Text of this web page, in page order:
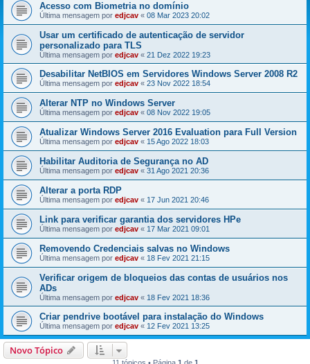
Acesso com Biometria no domínio
Última mensagem por edjcav « 08 Mar 2023 20:02
Usar um certificado de autenticação de servidor
personalizado para TLS
Última mensagem por edjcav « 21 Dez 2022 19:23
Desabilitar NetBIOS em Servidores Windows Server 2008 R2
Última mensagem por edjcav « 23 Nov 2022 18:54
Alterar NTP no Windows Server
Última mensagem por edjcav « 08 Nov 2022 19:05
Atualizar Windows Server 2016 Evaluation para Full Version
Última mensagem por edjcav « 15 Ago 2022 18:03
Habilitar Auditoria de Segurança no AD
Última mensagem por edjcav « 31 Ago 2021 20:36
Alterar a porta RDP
Última mensagem por edjcav « 17 Jun 2021 20:46
Link para verificar garantia dos servidores HPe
Última mensagem por edjcav « 17 Mar 2021 09:01
Removendo Credenciais salvas no Windows
Última mensagem por edjcav « 18 Fev 2021 21:15
Verificar origem de bloqueios das contas de usuários nos
ADs
Última mensagem por edjcav « 18 Fev 2021 18:36
Criar pendrive bootável para instalação do Windows
Última mensagem por edjcav « 12 Fev 2021 13:25
Novo Tópico